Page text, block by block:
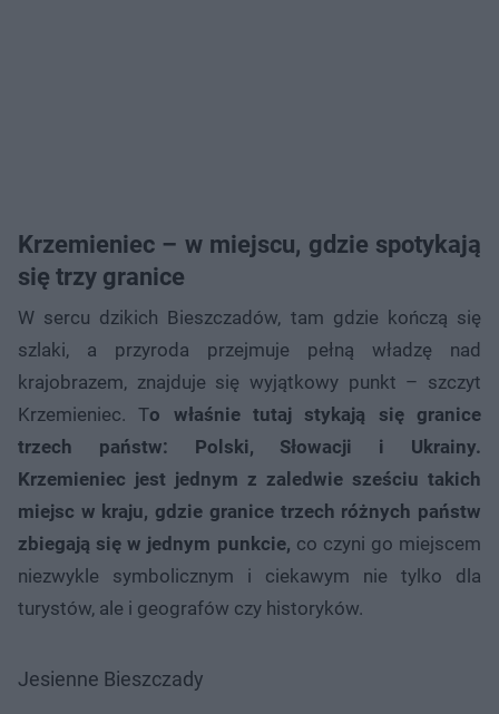
Krzemieniec – w miejscu, gdzie spotykają
się trzy granice
W sercu dzikich Bieszczadów, tam gdzie kończą się
szlaki, a przyroda przejmuje pełną władzę nad
krajobrazem, znajduje się wyjątkowy punkt – szczyt
Krzemieniec. To właśnie tutaj stykają się granice
trzech państw: Polski, Słowacji i Ukrainy.
Krzemieniec jest jednym z zaledwie sześciu takich
miejsc w kraju, gdzie granice trzech różnych państw
zbiegają się w jednym punkcie, co czyni go miejscem
niezwykle symbolicznym i ciekawym nie tylko dla
turystów, ale i geografów czy historyków.
Jesienne Bieszczady